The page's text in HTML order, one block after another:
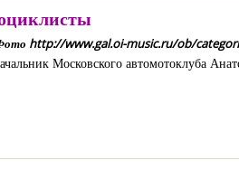
Фото http://www.gal.oi-music.ru/ob/
Московского автомотоклуба